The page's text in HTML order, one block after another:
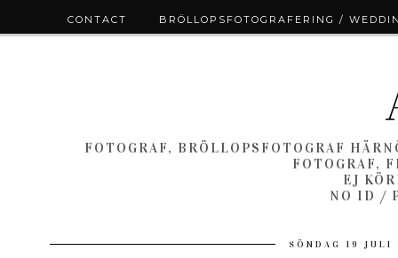
FOTOGRAF, BRÖLLOPSFOTOGRAF
FOTOGRAF,
EJ
NO ID /
SÖNDAG 19
CONTACT BRÖLLOPSFOTOGRAFERING /